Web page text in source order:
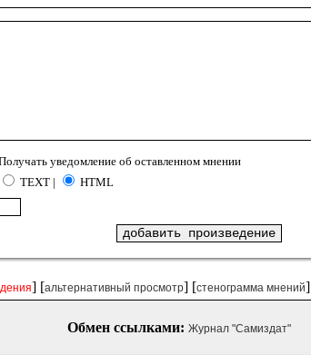
уведомление об оставленном мнении
TEXT |
HTML
] [альтернативный просмотр] [стенограмма мнений]
Обмен ссылками: Журнал "Самиздат"